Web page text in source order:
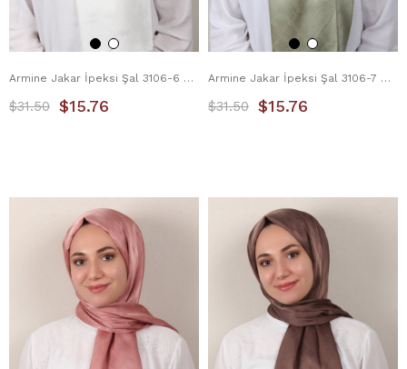
Armine Jakar İpeksi Şal 3106-6 Beyaz
$15.76
$31.50
Armine Jakar İpeksi Şal 3106-7 Mint Yeşili
$15.76
$31.50